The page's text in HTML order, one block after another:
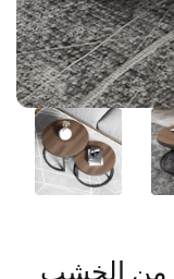
من الخشب